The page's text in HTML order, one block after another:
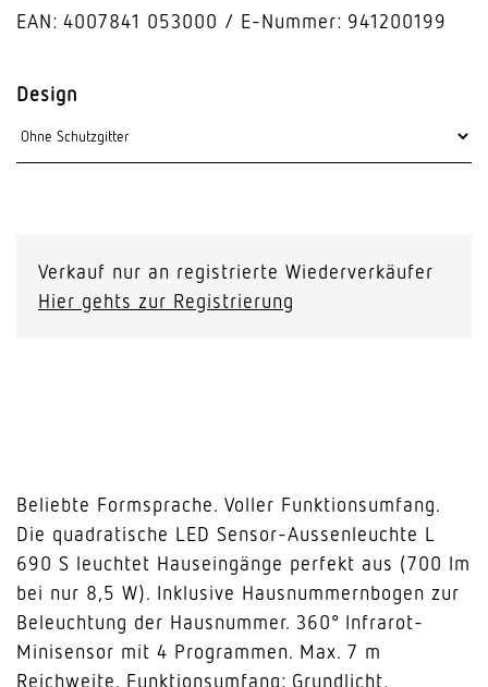
EAN: 4007841 053000 E-Nummer: 941200199
Design
Verkauf nur an registrierte Wiederverkäufer
Hier gehts zur Registrierung
Beliebte Formsprache. Voller Funktionsumfang.
Die quadratische LED Sensor-Aussenleuchte L
690 S leuchtet Hauseingänge perfekt aus (700 lm
bei nur 8,5 W). Inklusive Hausnummernbogen zur
Beleuchtung der Hausnummer. 360° Infrarot-
Minisensor mit 4 Programmen. Max. 7 m
Reichweite. Funktionsumfang: Grundlicht,